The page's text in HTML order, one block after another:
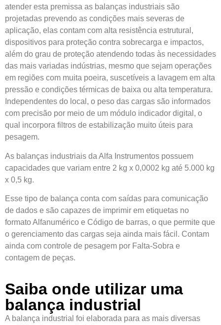
atender esta premissa as balanças industriais são
projetadas prevendo as condições mais severas de
aplicação, elas contam com alta resistência estrutural,
dispositivos para proteção contra sobrecarga e impactos,
além do grau de proteção atendendo todas às necessidades
das mais variadas indústrias, mesmo que sejam operações
em regiões com muita poeira, suscetíveis a lavagem em alta
pressão e condições térmicas de baixa ou alta temperatura.
Independentes do local, o peso das cargas são informados
com precisão por meio de um módulo indicador digital, o
qual incorpora filtros de estabilização muito úteis para
pesagem.
As balanças industriais da Alfa Instrumentos possuem
capacidades que variam entre 2 kg x 0,0002 kg até 5.000 kg
x 0,5 kg.
Esse tipo de balança conta com saídas para comunicação
de dados e são capazes de imprimir em etiquetas no
formato Alfanumérico e Código de barras, o que permite que
o gerenciamento das cargas seja ainda mais fácil. Contam
ainda com controle de pesagem por Falta-Sobra e
contagem de peças.
Saiba onde utilizar uma
balança industrial
A balança industrial foi elaborada para as mais diversas